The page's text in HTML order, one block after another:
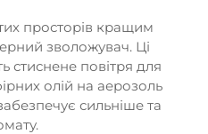
просторів кращим
зволожувач. Ці
стиснене повітря для
олій на аерозоль
сильніше та